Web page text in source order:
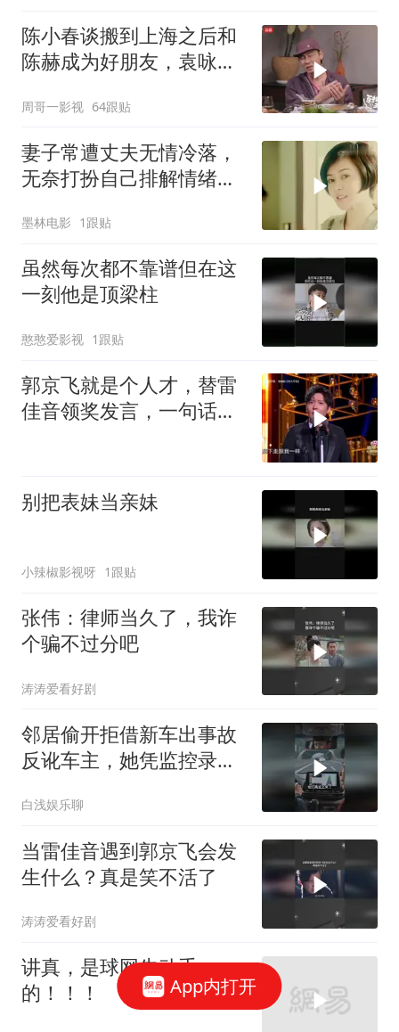
陈小春谈搬到上海之后和
陈赫成为好朋友，袁咏仪
周哥一影视 64跟贴
妻子常遭丈夫无情冷落，
无奈打扮自己排解情绪，
墨林电影 1跟贴
虽然每次都不靠谱但在这
一刻他是顶梁柱
憨憨爱影视 1跟贴
郭京飞就是个人才，替雷
佳音领奖发言，一句话没
别把表妹当亲妹
小辣椒影视呀 1跟贴
张伟：律师当久了，我诈
个骗不过分吧
涛涛爱看好剧
邻居偷开拒借新车出事故
反讹车主，她凭监控录音
白浅娱乐聊
当雷佳音遇到郭京飞会发
生什么？真是笑不活了
涛涛爱看好剧
讲真，是球网先动手
的！！！
App内打开